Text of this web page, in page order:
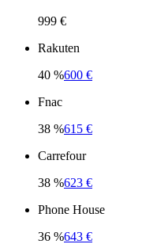
999 €
Rakuten
40 %600 €
Fnac
38 %615 €
Carrefour
38 %623 €
Phone House
36 %643 €